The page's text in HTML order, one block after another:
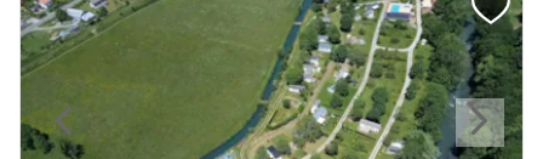
Previous Next